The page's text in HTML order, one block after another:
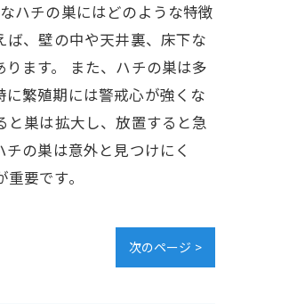
ハチの巣にはどのような特徴
、壁の中や天井裏、床下な
ます。 また、ハチの巣は多
繁殖期には警戒心が強くな
と巣は拡大し、放置すると急
の巣は意外と見つけにく
要です。
次のページ >